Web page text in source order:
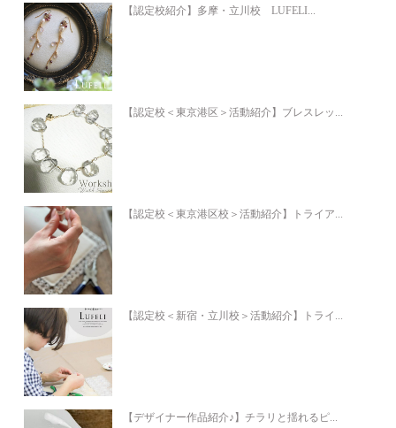
【認定校紹介】多摩・立川校 LUFELI...
【認定校＜東京港区＞活動紹介】ブレスレッ...
【認定校＜東京港区校＞活動紹介】トライア...
【認定校＜新宿・立川校＞活動紹介】トライ...
【デザイナー作品紹介♪】チラリと揺れるピ...